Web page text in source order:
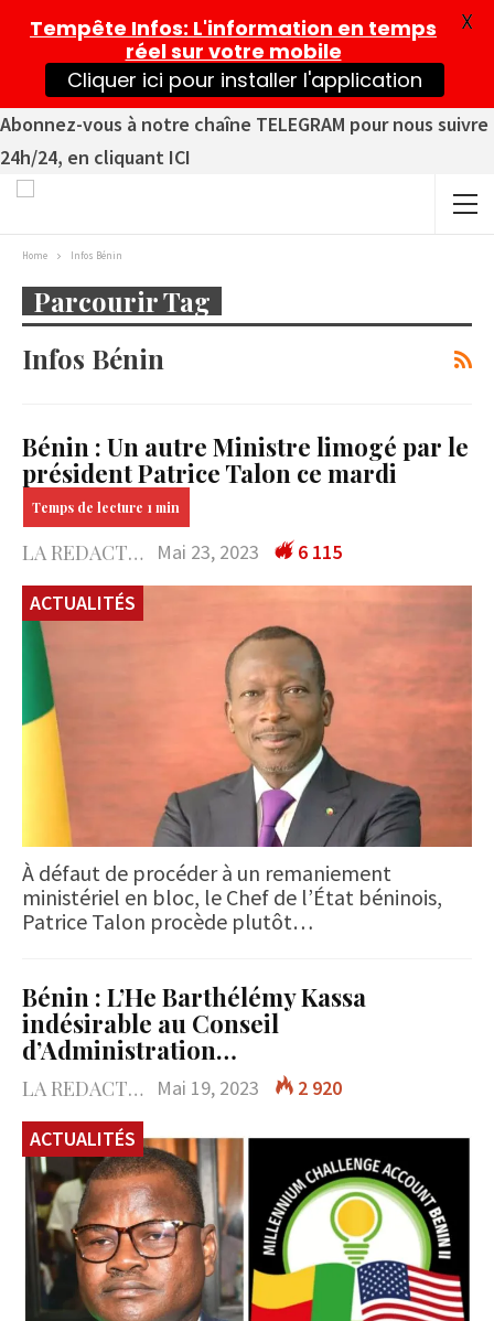
Abonnez-vous à notre chaîne TELEGRAM pour nous suivre
24h/24, en cliquant ICI
Home Infos Bénin
Parcourir Tag
Infos Bénin
Bénin : Un autre Ministre limogé par le
président Patrice Talon ce mardi
LA REDACTION Mai 23, 2023
6 115
ACTUALITÉS
À défaut de procéder à un remaniement
ministériel en bloc, le Chef de l’État béninois,
Patrice Talon procède plutôt…
Bénin : L’He Barthélémy Kassa
indésirable au Conseil
d’Administration…
LA REDACTION Mai 19, 2023
2 920
ACTUALITÉS
Tempête Infos: L'information en temps
réel sur votre mobile
Cliquer ici pour installer l'application
X